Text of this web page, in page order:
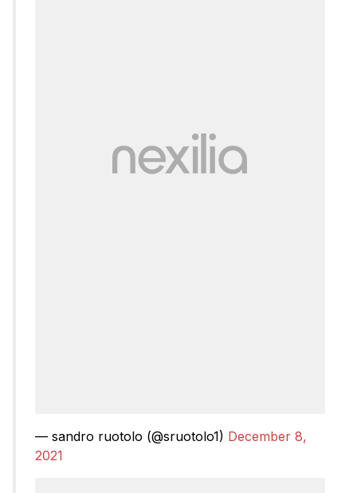
— sandro ruotolo (@sruotolo1) December 8,
2021